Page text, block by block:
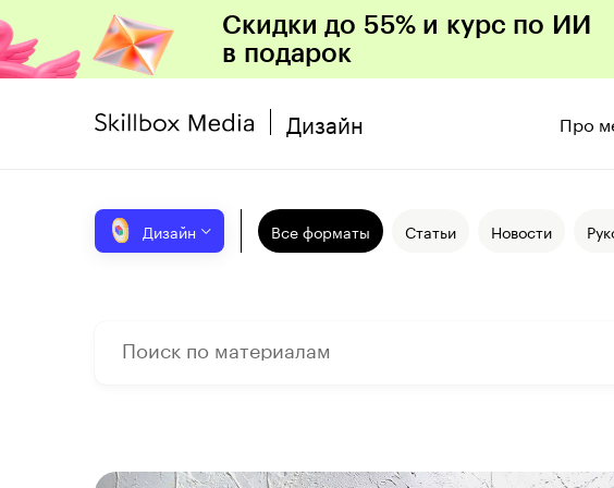
Скидки до 55% и курс по ИИ
в подарок
Дизайн Про
Дизайн Все форматы Статьи Новости